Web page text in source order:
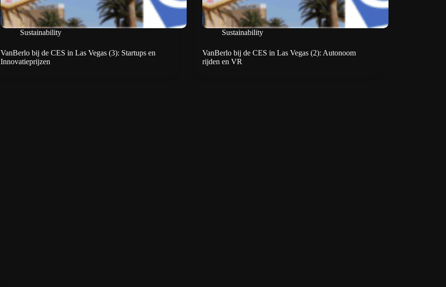
Sustainability
VanBerlo bij de CES in Las Vegas (3): Startups en
Innovatieprijzen
Sustainability
VanBerlo bij de CES in Las Vegas (2): Autonoom
rijden en VR